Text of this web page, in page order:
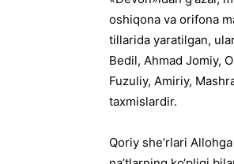
oshiqona va orifona
tillarida yaratilgan,
Bedil, Ahmad Jomiy,
Fuzuliy, Amiriy,
taxmislardir.
Qoriy she’rlari